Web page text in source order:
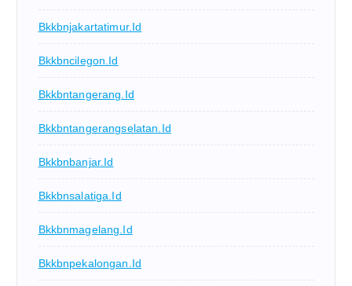
Bkkbnjakartatimur.id
Bkkbncilegon.id
Bkkbntangerang.id
Bkkbntangerangselatan.id
Bkkbnbanjar.id
Bkkbnsalatiga.id
Bkkbnmagelang.id
Bkkbnpekalongan.id